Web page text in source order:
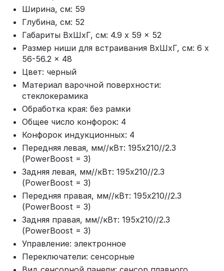
Ширина, см: 59
Глубина, см: 52
Габариты ВхШхГ, см: 4.9 x 59 x 52
Размер ниши для встраивания ВхШхГ, см: 6 x
56-56.2 x 48
Цвет: черный
Материал варочной поверхности:
стеклокерамика
Обработка края: без рамки
Общее число конфорок: 4
Конфорок индукционных: 4
Передняя левая, мм//кВт: 195х210//2.3
(PowerBoost = 3)
Задняя левая, мм//кВт: 195х210//2.3
(PowerBoost = 3)
Передняя правая, мм//кВт: 195х210//2.3
(PowerBoost = 3)
Задняя правая, мм//кВт: 195х210//2.3
(PowerBoost = 3)
Управление: электронное
Переключатели: сенсорные